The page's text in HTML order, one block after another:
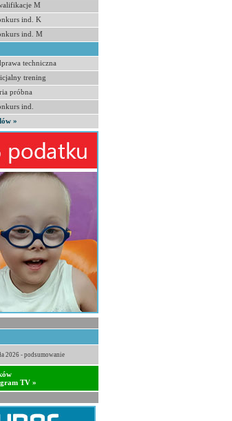
M
ind. K
ind. M
techniczna
trening
próbna
ind.
»
2026 - podsumowanie
TV »